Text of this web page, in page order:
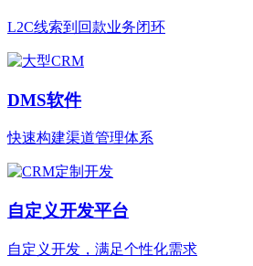
L2C线索到回款业务闭环
DMS软件
快速构建渠道管理体系
自定义开发平台
自定义开发，满足个性化需求